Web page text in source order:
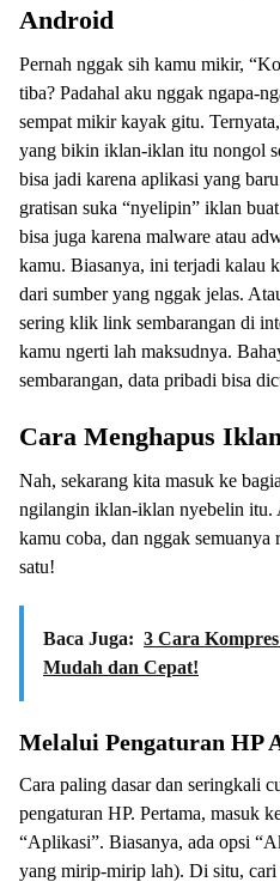
Android
Pernah nggak sih kamu mikir,
tiba? Padahal aku nggak ngapa-
sempat mikir kayak gitu.
yang bikin iklan-iklan itu nongol
bisa jadi karena aplikasi yang
gratisan suka “nyelipin” iklan
bisa juga karena malware atau
kamu. Biasanya, ini terjadi kalau
dari sumber yang nggak jelas.
sering klik link sembarangan di
kamu ngerti lah maksudnya.
sembarangan, data pribadi bisa
Cara Menghapus
Nah, sekarang kita masuk ke
ngilangin iklan-iklan nyebelin itu.
kamu coba, dan nggak
satu!
Baca Juga: 3 Cara
Mudah dan Cepat!
Melalui Pengaturan HP
Cara paling dasar dan seringkali
pengaturan HP. Pertama, masuk
“Aplikasi”. Biasanya, ada opsi
yang mirip-mirip lah). Di situ,